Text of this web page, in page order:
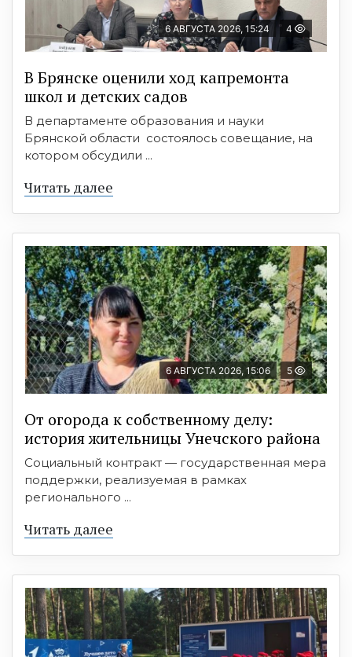
6 АВГУСТА 2026, 15:24 4
В Брянске оценили ход капремонта
школ и детских садов
В департаменте образования и науки
Брянской области состоялось совещание, на
котором обсудили ...
Читать далее
6 АВГУСТА 2026, 15:06 5
От огорода к собственному делу:
история жительницы Унечского района
Социальный контракт — государственная мера
поддержки, реализуемая в рамках
регионального ...
Читать далее